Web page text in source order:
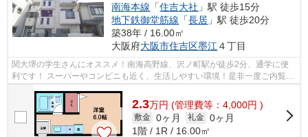
南海本線 「住吉大社 」駅 徒歩15分
地下鉄御堂筋線 「長居 」駅 徒歩20分
築38年 / 16.00㎡
大阪府大阪市住吉区墨江 ４丁目
関大堺の学生さんにオススメ！南海高野線、沢ノ町駅が徒歩2分、通学に便
利です！ スーパーやコンビニも近く、生活しやすい環境！是非一度ご内覧に
2.3万円 (管理費等：4,000円 )
敷金 0ヶ月 礼金 0ヶ月
1階 / 1R / 16.00㎡